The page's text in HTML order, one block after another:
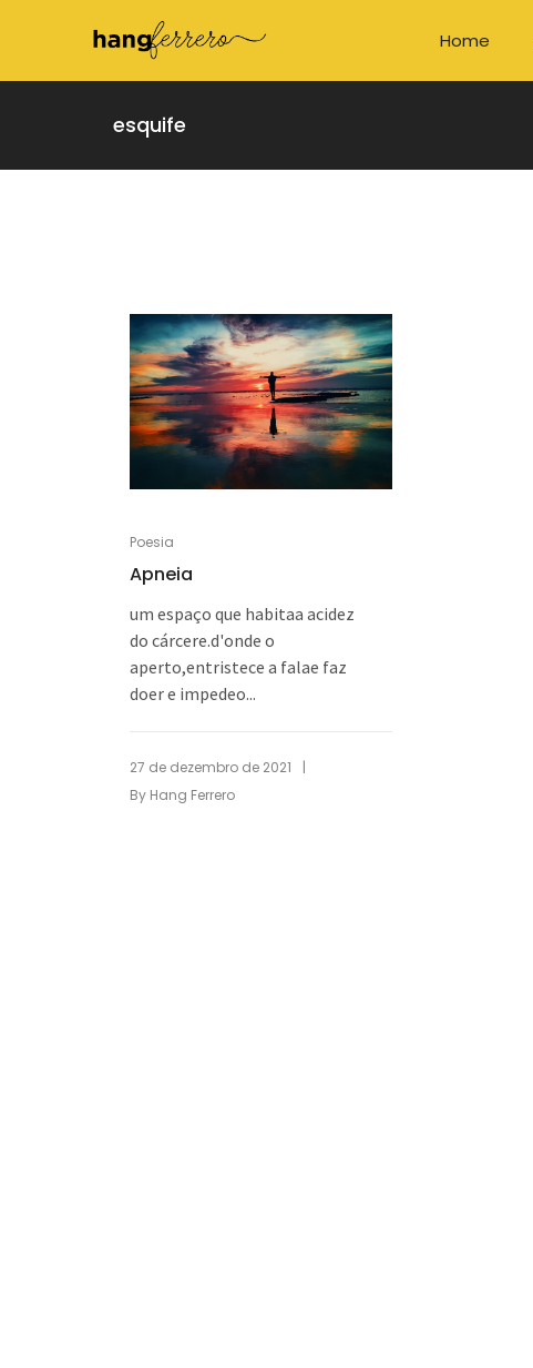
Home
esquife
Poesia
Apneia
um espaço que habitaa acidez
do cárcere.d'onde o
aperto,entristece a falae faz
doer e impedeo...
27 de dezembro de 2021
|
By Hang Ferrero